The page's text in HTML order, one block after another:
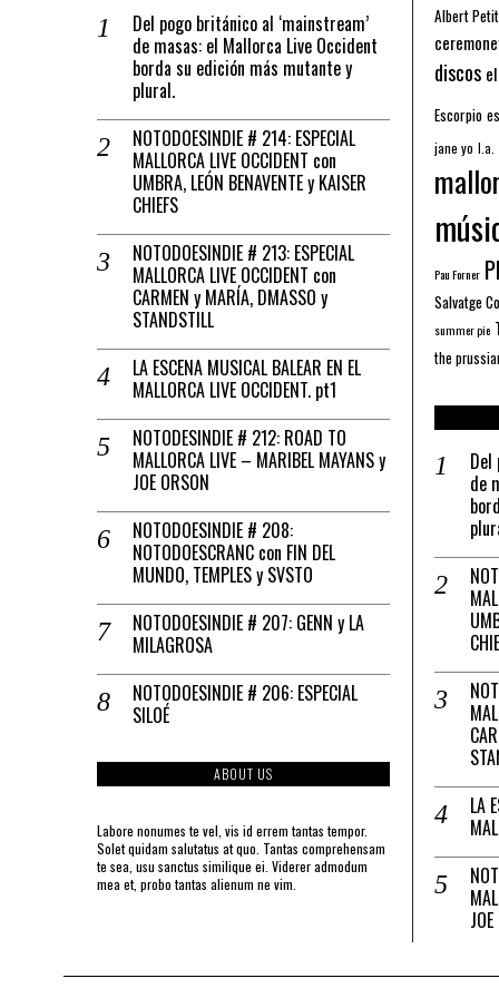
Del pogo británico al ‘mainstream’
de masas: el Mallorca Live Occident
borda su edición más mutante y
plural.
NOTODOESINDIE # 214: ESPECIAL
MALLORCA LIVE OCCIDENT con
UMBRA, LEÓN BENAVENTE y KAISER
CHIEFS
NOTODOESINDIE # 213: ESPECIAL
MALLORCA LIVE OCCIDENT con
CARMEN y MARÍA, DMASSO y
STANDSTILL
LA ESCENA MUSICAL BALEAR EN EL
MALLORCA LIVE OCCIDENT. pt1
NOTODESINDIE # 212: ROAD TO
MALLORCA LIVE – MARIBEL MAYANS y
JOE ORSON
NOTODOESINDIE # 208:
NOTODOESCRANC con FIN DEL
MUNDO, TEMPLES y SVSTO
NOTODOESINDIE # 207: GENN y LA
MILAGROSA
NOTODOESINDIE # 206: ESPECIAL
SILOÉ
ABOUT US
Labore nonumes te vel, vis id errem tantas tempor.
Solet quidam salutatus at quo. Tantas comprehensam
te sea, usu sanctus similique ei. Viderer admodum
mea et, probo tantas alienum ne vim.
Albert Petit
discos
Escorpio
jane yo l.a.
Pau Forner
Salvatge
summer pie
the
Del
de
LA